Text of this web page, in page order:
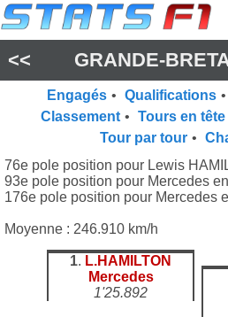
<< GRANDE-
Engagés • Qualifications •
Classement • Tours en tête
Tour par tour •
76e pole position pour Lewis
93e pole position pour Mercedes
176e pole position pour Mercedes
Moyenne : 246.910 km/h
1. L.HAMILTON
Mercedes
1'25.892